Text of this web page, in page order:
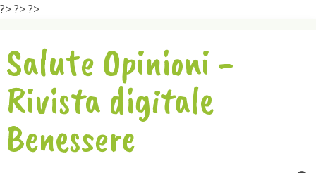
?>?>?>
Salute Opinioni -
Rivista digitale
Benessere